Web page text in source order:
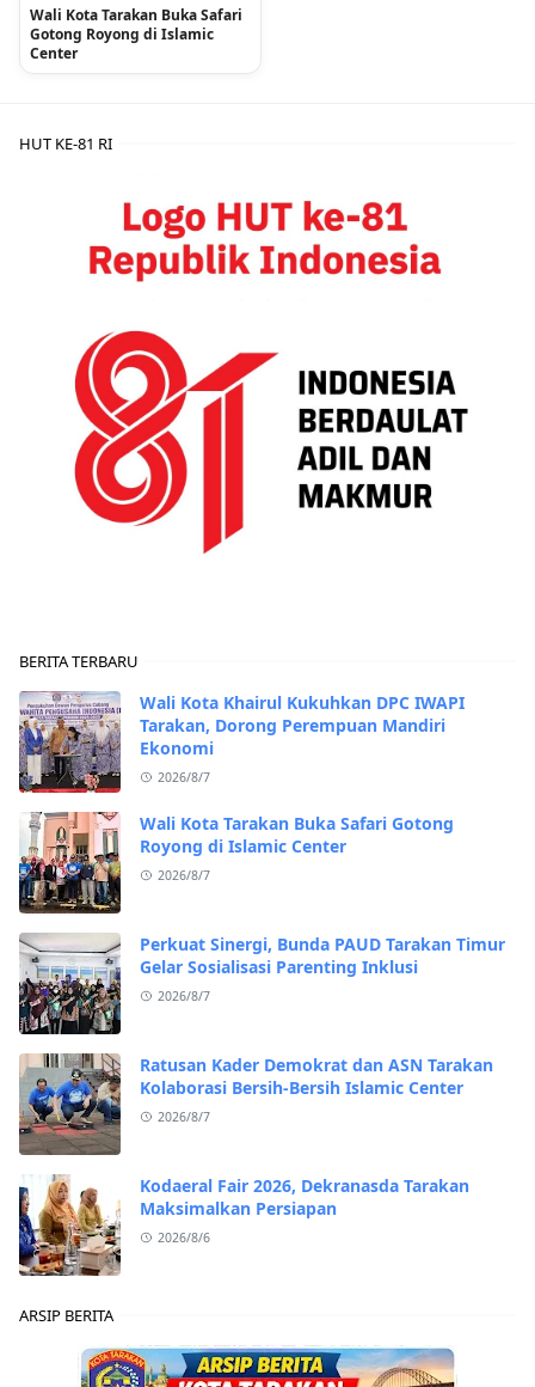
Wali Kota Tarakan Buka Safari
Gotong Royong di Islamic
Center
HUT KE-81 RI
BERITA TERBARU
Wali Kota Khairul Kukuhkan DPC IWAPI
Tarakan, Dorong Perempuan Mandiri
Ekonomi
2026/8/7
Wali Kota Tarakan Buka Safari Gotong
Royong di Islamic Center
2026/8/7
Perkuat Sinergi, Bunda PAUD Tarakan Timur
Gelar Sosialisasi Parenting Inklusi
2026/8/7
Ratusan Kader Demokrat dan ASN Tarakan
Kolaborasi Bersih-Bersih Islamic Center
2026/8/7
Kodaeral Fair 2026, Dekranasda Tarakan
Maksimalkan Persiapan
2026/8/6
ARSIP BERITA